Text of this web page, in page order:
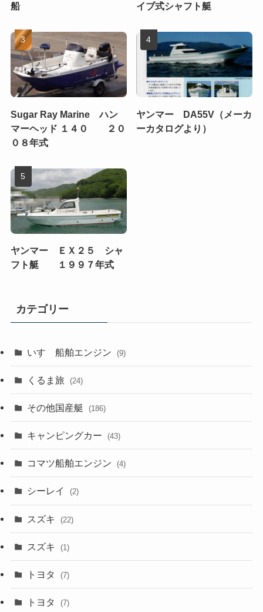
船 イブ式シャフト艇
Sugar Ray Marine ハン
マーヘッド １４０ ２０
０８年式
ヤンマー DA55V（メーカ
ーカタログより）
ヤンマー ＥＸ２５ シャ
フト艇 １９９７年式
カテゴリー
いすゞ船舶エンジン (9)
くるま旅 (24)
その他国産艇 (186)
キャンピングカー (43)
コマツ船舶エンジン (4)
シーレイ (2)
スズキ (22)
スズキ (1)
トヨタ (7)
トヨタ (7)